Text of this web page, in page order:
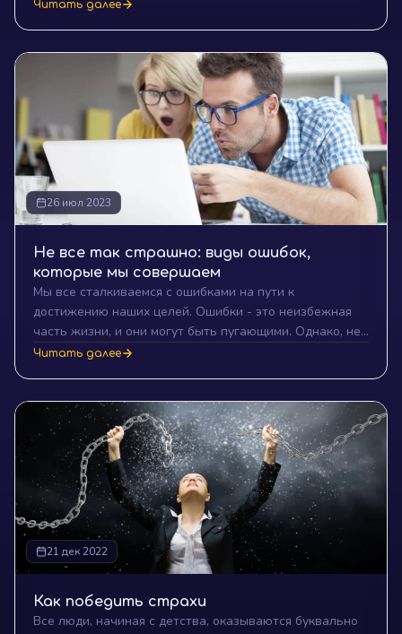
Читать далее
26 июл 2023
Не все так страшно: виды ошибок,
которые мы совершаем
Мы все сталкиваемся с ошибками на пути к
достижению наших целей. Ошибки - это неизбежная
часть жизни, и они могут быть пугающими. Однако, не
все так страшно, как кажется. В этой статье мы
быть полезными для нашего развития и успеха.
Читать далее
21 дек 2022
Как победить страхи
Все люди, начиная с детства, оказываются буквально